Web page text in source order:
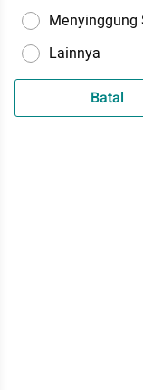
Menyinggung
Lainnya
Batal